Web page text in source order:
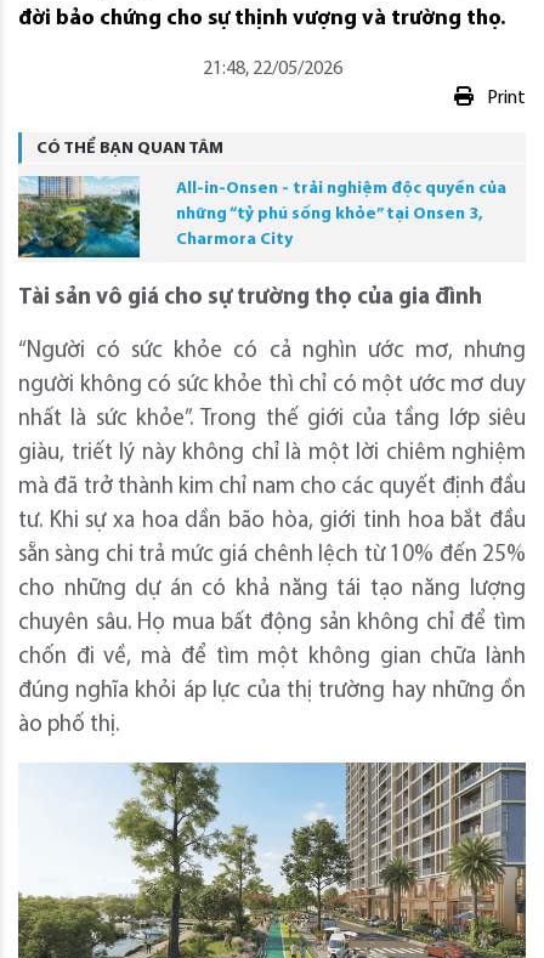
đời bảo chứng cho sự thịnh vượng và trường thọ.
21:48, 22/05/2026
Print
CÓ THỂ BẠN QUAN TÂM
All-in-Onsen - trải nghiệm độc quyền của
những “tỷ phú sống khỏe” tại Onsen 3,
Charmora City
Tài sản vô giá cho sự trường thọ của gia đình
“Người có sức khỏe có cả nghìn ước mơ, nhưng
người không có sức khỏe thì chỉ có một ước mơ duy
nhất là sức khỏe”. Trong thế giới của tầng lớp siêu
giàu, triết lý này không chỉ là một lời chiêm nghiệm
mà đã trở thành kim chỉ nam cho các quyết định đầu
tư. Khi sự xa hoa dần bão hòa, giới tinh hoa bắt đầu
sẵn sàng chi trả mức giá chênh lệch từ 10% đến 25%
cho những dự án có khả năng tái tạo năng lượng
chuyên sâu. Họ mua bất động sản không chỉ để tìm
chốn đi về, mà để tìm một không gian chữa lành
đúng nghĩa khỏi áp lực của thị trường hay những ồn
ào phố thị.